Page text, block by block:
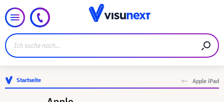
Startseite Apple iPad